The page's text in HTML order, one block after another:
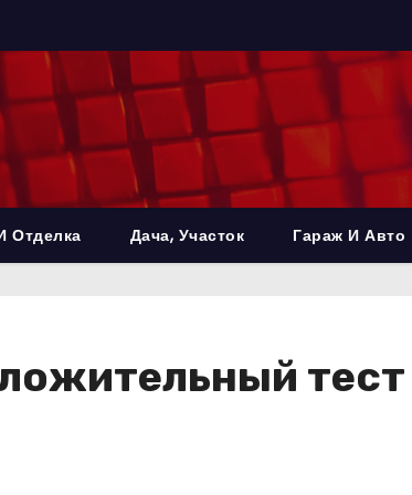
Отделка Дача, Участок Гараж И Авто
тест